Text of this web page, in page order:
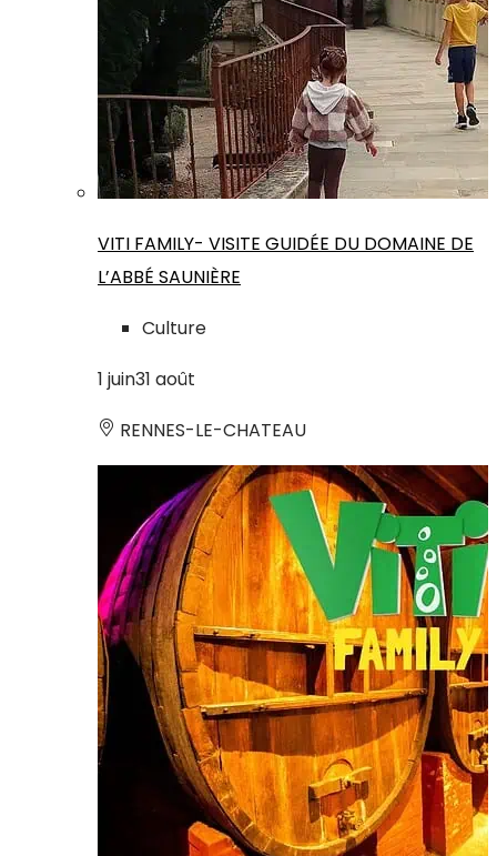
VITI FAMILY- VISITE GUIDÉE DU DOMAINE DE
L’ABBÉ SAUNIÈRE
Culture
1 juin31 août
RENNES-LE-CHATEAU